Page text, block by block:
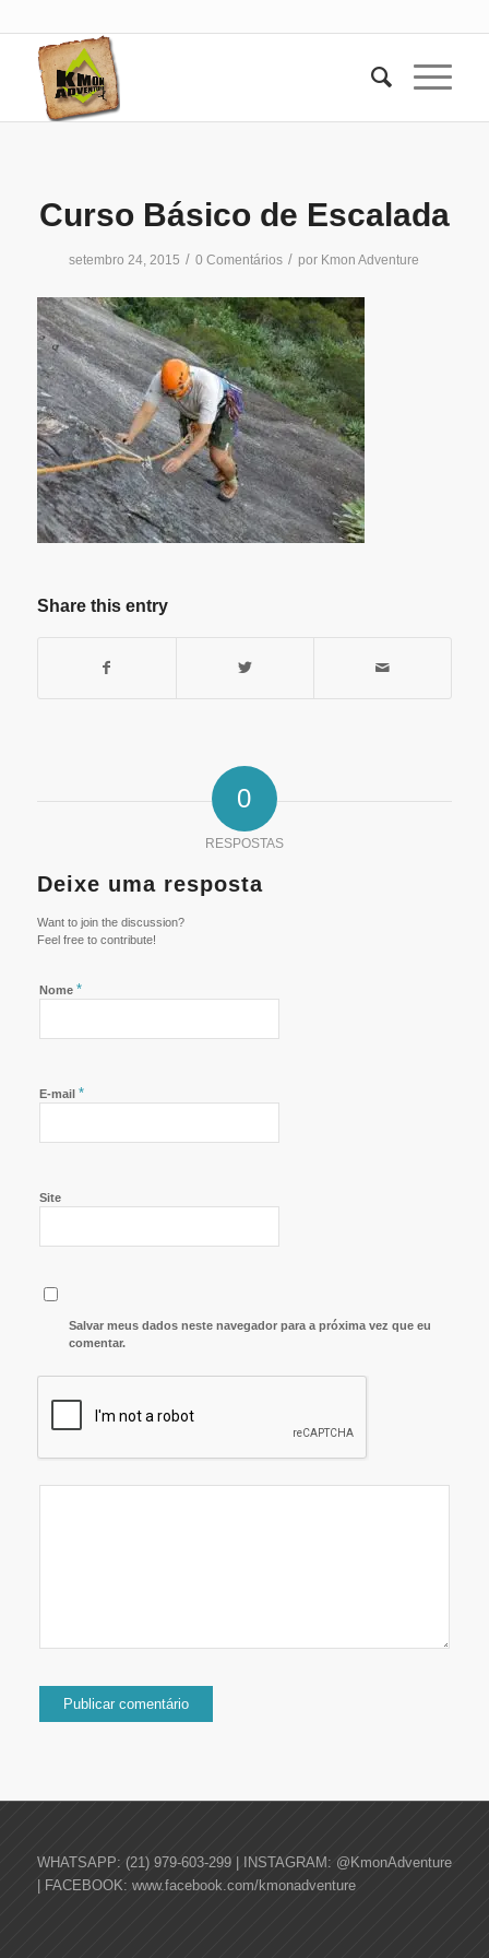
Curso Básico de Escalada
setembro 24, 2015 / 0 Comentários / por Kmon Adventure
Share this entry
0
RESPOSTAS
Deixe uma resposta
Want to join the discussion?
Feel free to contribute!
Nome *
E-mail *
Site
Salvar meus dados neste navegador para a próxima vez que eu
comentar.
WHATSAPP: (21) 979-603-299 | INSTAGRAM: @KmonAdventure
| FACEBOOK: www.facebook.com/kmonadventure